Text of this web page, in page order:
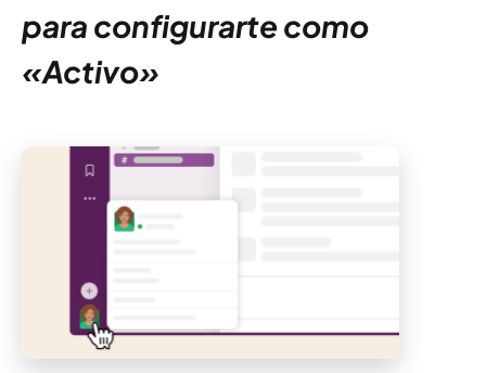
para configurarte como
«Activo»